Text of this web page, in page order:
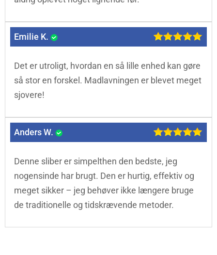
Emilie K.
Det er utroligt, hvordan en så lille enhed kan gøre
så stor en forskel. Madlavningen er blevet meget
sjovere!
Anders W.
Denne sliber er simpelthen den bedste, jeg
nogensinde har brugt. Den er hurtig, effektiv og
meget sikker – jeg behøver ikke længere bruge
de traditionelle og tidskrævende metoder.